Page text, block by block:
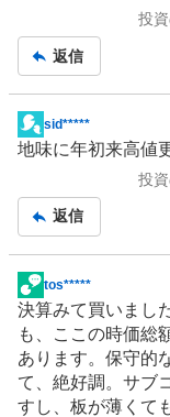
投
返信
掲
示
事
sid*****
地味に年初来高値
投
返信
掲
示
板
記
事
tos*****
決算みて買いまし
も、ここの時価総
あります。保守的
て、絶好調。サブ
すし、板が薄くて